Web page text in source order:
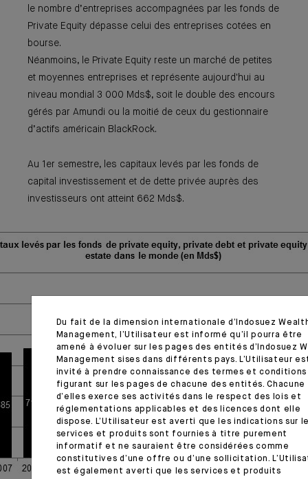
le nombre d’entreprises accompagnées par les fonds de
Private Equity dépasse celui des entreprises cotées en
bourse.
Néanmoins, le Private Equity reste un marché de petites
et moyennes entreprises et représente aujourd'hui au
niveau mondial 3 000 Mds$, soit le double des encours
gérés par Amundi ou la moitié de ceux du gestionnaire
d’actifs américain BlackRock.
Au 1er semestre, les capitaux levés par les fonds de
capital investissement et de dette privée auprès des
investisseurs ont atteint 662 Mds$.
Du fait de la dimension internationale d’Indosuez
Management, l’Utilisateur est informé qu’il pourra être
amené à évoluer sur les pages des entités d’Indosuez
Management sises dans différents pays. L’Utilisateur
invité à prendre connaissance des termes et conditions
figurant sur les pages de chacune des entités. Chacune
d’elles exerce ses activités dans le respect des lois et
réglementations applicables et des licences dont elle
dispose. L’Utilisateur est averti que les indications sur
services et produits sont fournies à titre purement
informatif et ne sauraient être considérées comme
constitutives d’une offre ou d’une sollicitation.
est également averti que les services et produits